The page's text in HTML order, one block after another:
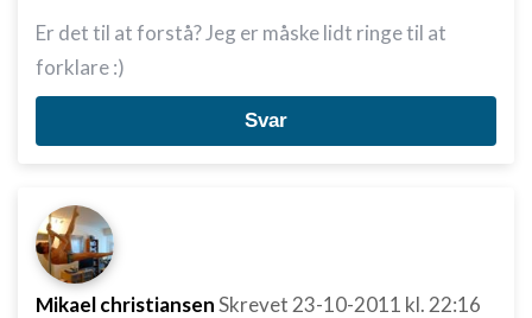
Er det til at forstå? Jeg er måske lidt ringe til at
forklare :)
Svar
Mikael christiansenSkrevet 23-10-2011 kl. 22:16